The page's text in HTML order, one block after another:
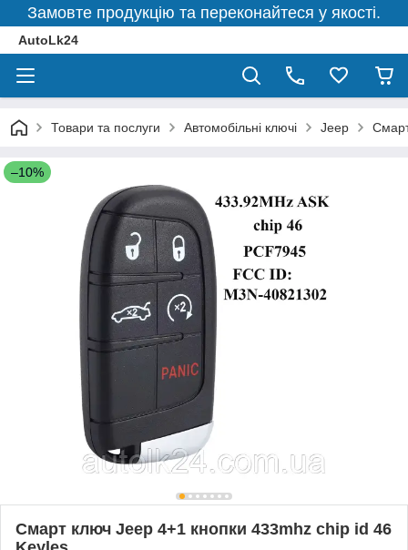
Замовте продукцію та переконайтеся у якості.
AutoLk24
Товари та послуги Автомобільні ключі Jeep
–10%
Смарт ключ Jeep 4+1 кнопки 433mhz chip id 46